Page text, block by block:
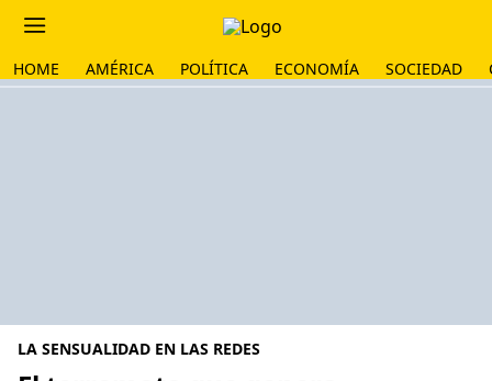
HOME AMÉRICA POLÍTICA ECONOMÍA SOCIEDAD
LA SENSUALIDAD EN LAS REDES